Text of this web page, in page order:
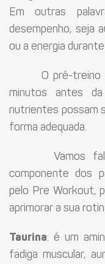
Em outras
desempenho, seja
ou a energia
O pré-treino
minutos antes
nutrientes possam
forma adequada.
Vamos falar
componente dos
pelo Pre Workout,
aprimorar a sua
Taurina: é um
fadiga muscular,